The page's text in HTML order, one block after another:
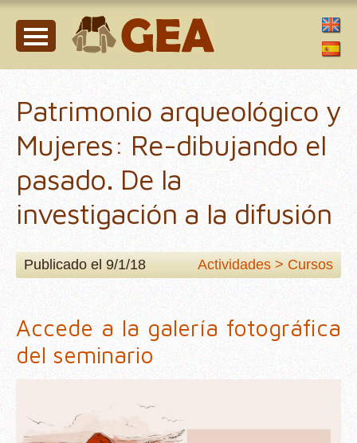
Patrimonio arqueológico y
Mujeres: Re-dibujando el
pasado. De la
investigación a la difusión
Publicado el 9/1/18 Actividades > Cursos
Accede a la galería fotográfica
del seminario